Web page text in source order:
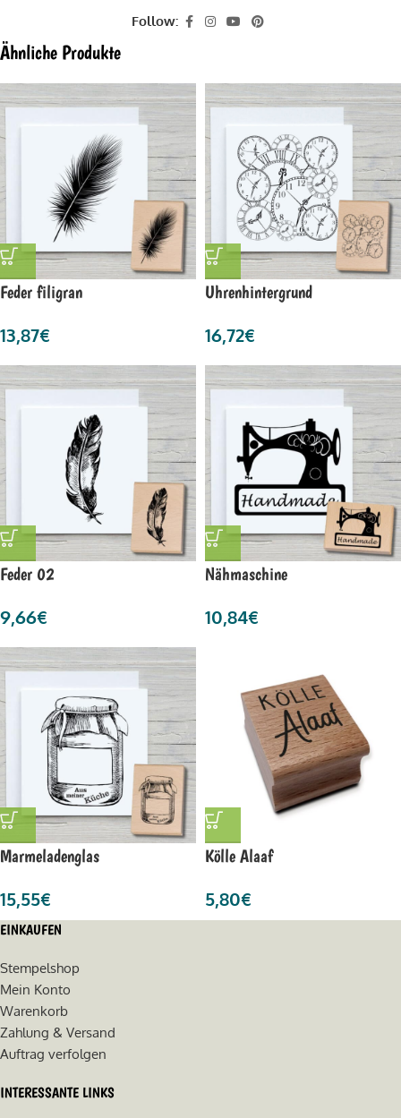
Follow:
Ähnliche Produkte
Feder filigran
13,87€
Uhrenhintergrund
16,72€
Feder 02
9,66€
Nähmaschine
10,84€
Marmeladenglas
15,55€
Kölle Alaaf
5,80€
EINKAUFEN
Stempelshop
Mein Konto
Warenkorb
Zahlung & Versand
Auftrag verfolgen
INTERESSANTE LINKS